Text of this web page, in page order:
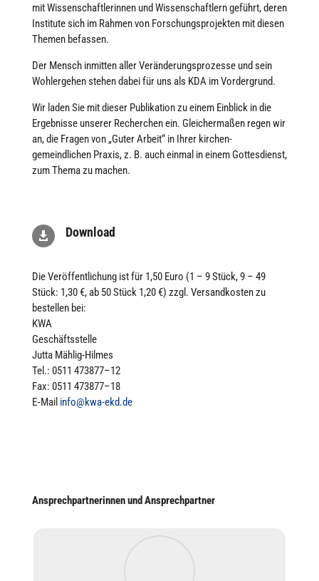
mit Wissenschaft­lerinnen und Wissen­schaftlern geführt, deren
Insti­tute sich im Rahmen von For­schungs­pro­jek­ten mit diesen
Themen befassen.
Der Mensch inmitten aller Ver­än­de­rungs­pro­zesse und sein
Wohl­erge­hen stehen dabei für uns als KDA im Vor­der­grund.
Wir laden Sie mit dieser Publi­ka­tion zu einem Einblick in die
Ergeb­nisse unserer Recher­chen ein. Glei­cher­ma­ßen regen wir
an, die Fragen von „Guter Arbeit“ in Ihrer kirchen­
gemeindlichen Praxis, z. B. auch einmal in einem Gottes­dienst,
zum Thema zu machen.
 Download
Die Ver­öf­fent­li­chung ist für 1,50 Euro (1 – 9 Stück, 9 – 49
Stück: 1,30 €, ab 50 Stück 1,20 €) zzgl. Ver­sand­kos­ten zu
bestel­len bei:
KWA
Geschäfts­stelle
Jutta Mählig-Hilmes
Tel.: 0511 473877–12
Fax: 0511 473877–18
E‑Mail info@kwa-ekd.de
Ansprechpartnerinnen und Ansprechpartner